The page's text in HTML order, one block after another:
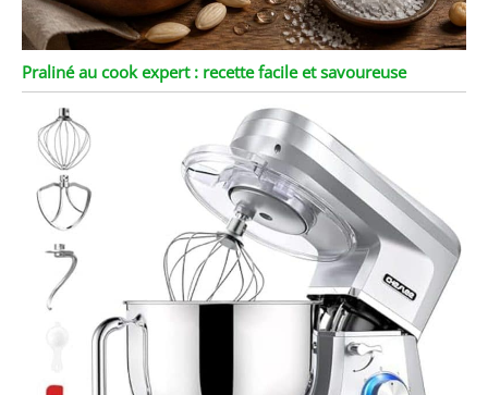
Praliné au cook expert : recette facile et savoureuse